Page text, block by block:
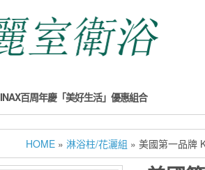
INAX百周年慶「美好生活」優惠組合
HOME » 淋浴柱/花灑組 » 美國第一品牌